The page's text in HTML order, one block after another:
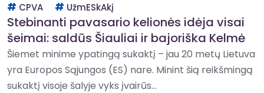
CPVA
UžmESkAkį
Stebinanti pavasario kelionės idėja visai
šeimai: saldūs Šiauliai ir bajoriška Kelmė
Šiemet minime ypatingą sukaktį – jau 20 metų Lietuva
yra Europos Sąjungos (ES) nare. Minint šią reikšmingą
sukaktį visoje šalyje vyks įvairūs...